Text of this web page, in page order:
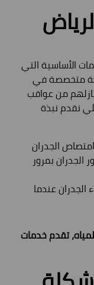
الأساسية التي
متخصصة في
من عواقب
نقدم نبذة
الجدران
الجدران بمرور
عندما
تقدم خدمات